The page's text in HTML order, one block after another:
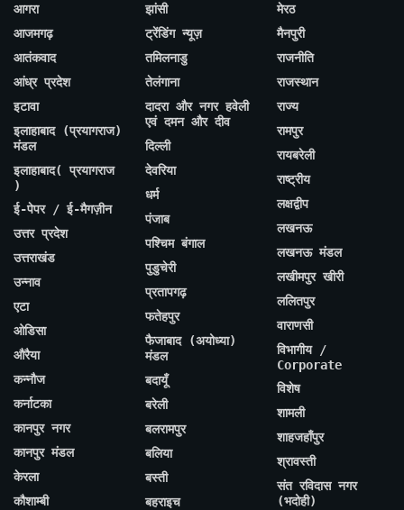
आगरा
आजमगढ़
आतंकवाद
आंध्र प्रदेश
इटावा
इलाहाबाद (प्रयागराज)
मंडल
इलाहाबाद( प्रयागराज
)
ई-पेपर / ई-मैगज़ीन
उत्तर प्रदेश
उत्तराखंड
उन्नाव
एटा
ओडिसा
औरैया
कन्नौज
कर्नाटका
कानपुर नगर
कानपुर मंडल
केरला
कौशाम्बी
झांसी
ट्रेंडिंग न्यूज़
तमिलनाडु
तेलंगाना
दादरा और नगर हवेली
एवं दमन और दीव
दिल्ली
देवरिया
धर्म
पंजाब
पश्चिम बंगाल
पुडुचेरी
प्रतापगढ़
फतेहपुर
फैजाबाद (अयोध्या)
मंडल
बदायूँ
बरेली
बलरामपुर
बलिया
बस्ती
बहराइच
मेरठ
मैनपुरी
राजनीति
राजस्थान
राज्य
रामपुर
रायबरेली
राष्ट्रीय
लक्षद्वीप
लखनऊ
लखनऊ मंडल
लखीमपुर खीरी
ललितपुर
वाराणसी
विभागीय /
Corporate
विशेष
शामली
शाहजहाँपुर
श्रावस्ती
संत रविदास नगर
(भदोही)